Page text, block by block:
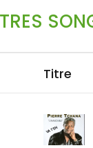
Titre